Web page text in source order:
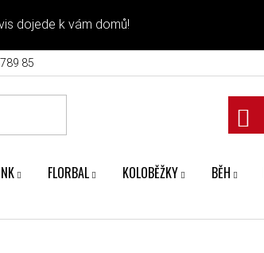
dojede k vám domů!
85
FLORBAL KOLOBĚŽKY BĚH